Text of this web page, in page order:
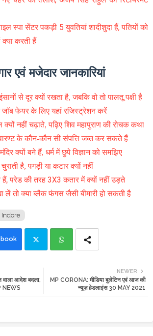
स्पा सेंटर पकड़ी 5 युवतियां शादीशुदा हैं, पतियों को
क्या करती हैं
एवं मजेदार जानकारियां
से दूर क्यों रखता है, जबकि वो तो पालतू पक्षी है
फेयर के लिए यहां रजिस्ट्रेशन करें
नहीं चढ़ाते, पढ़िए शिव महापुराण की रोचक कथा
के कौन-कौन सी संपत्ति जब्त कर सकते हैं
क्यों बने हैं, धर्म में छुपे विज्ञान को समझिए
है, पगड़ी या कटार क्यों नहीं
हैं, परेड की तरह 3X3 कतार में क्यों नहीं उड़ते
लें तो क्या ब्लैक फंगस जैसी बीमारी हो सकती है
Indore
tte ats
NEWER
MP CORONA: मीडिया बुलेटिन एवं आज की
न्यूज़ हेडलाइंस 30 MAY 2021
वाला आदेश बदला,
NEWS